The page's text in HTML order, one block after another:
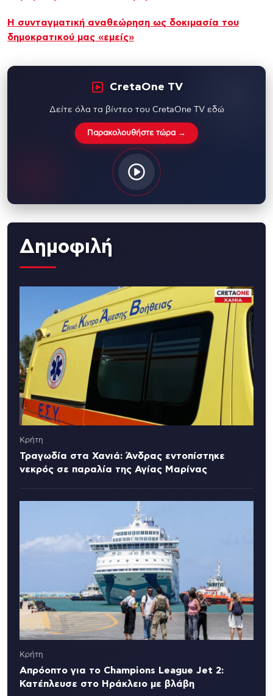
Η συνταγματική αναθεώρηση ως δοκιμασία του
δημοκρατικού μας «εμείς»
CretaOne TV
Δείτε όλα τα βίντεο του CretaOne TV εδώ
Παρακολουθήστε τώρα →
Δημοφιλή
Κρήτη
Τραγωδία στα Χανιά: Άνδρας εντοπίστηκε
νεκρός σε παραλία της Αγίας Μαρίνας
Κρήτη
Απρόοπτο για το Champions League Jet 2:
Κατέπλευσε στο Ηράκλειο με βλάβη